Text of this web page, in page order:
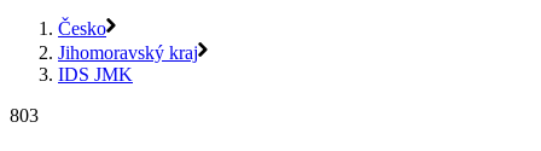
Česko
Jihomoravský kraj
IDS JMK
803